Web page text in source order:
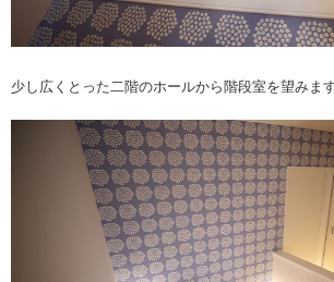
少し広くとった二階のホールから階段室を望みます